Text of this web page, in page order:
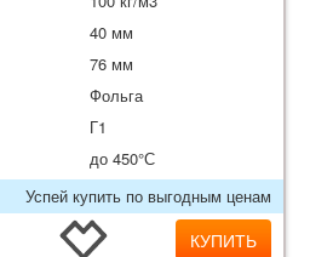
40 мм
76 мм
Фольга
Г1
до 450°С
Успей купить по выгодным ценам
КУПИТЬ